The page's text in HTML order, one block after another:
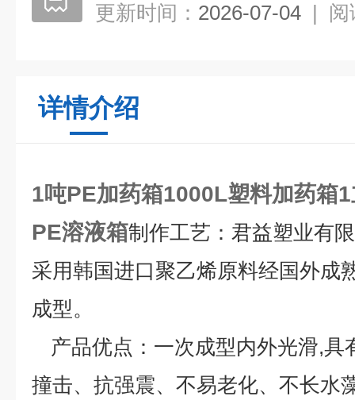
更新时间： 2026-07-04 | 阅
详情介绍
1吨PE加药箱1000L塑料加药箱
PE溶液箱制作工艺： 君益塑业有
采用韩国进口聚乙烯原料经国外成
成型。
产品优点： 一次成型内外光滑,具
撞击、抗强震、不易老化、不长水